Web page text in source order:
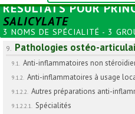
RÉSULTATS POUR
SALICYLATE
3 NOMS DE SPÉCIALITÉ - 3
9. Pathologies ostéo-
9.1. Anti-inflammatoires non
9.1.2. Anti-inflammatoires à usage
9.1.2.2. Autres préparations anti-
9.1.2.2.1. Spécialités